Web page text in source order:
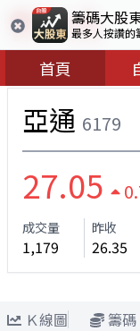
籌碼大股
最多人按讚的
首頁
亞通 6179
27.05
成交量
1,179
昨收
26.35
Ｋ線圖 籌碼